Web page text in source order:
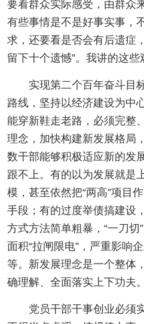
要看群众实际感受，由群众
有些事情是不是好事实事，
求，还要看是否会有后遗症
留下十个遗憾”。我讲的这些
实现第二个百年奋斗目
路线，坚持以经济建设为中
能穿新鞋走老路，必须完整
理念，加快构建新发展格局
数干部能够积极适应新的发
跟不上。有的以为发展就是
模，甚至依然把“两高”项目
手段；有的过度举债搞建设
方式方法简单粗暴，“一刀切
面积“拉闸限电”，严重影响
等。新发展理念是一个整体
确理解、全面落实上下功夫。
党员干部干事创业必须